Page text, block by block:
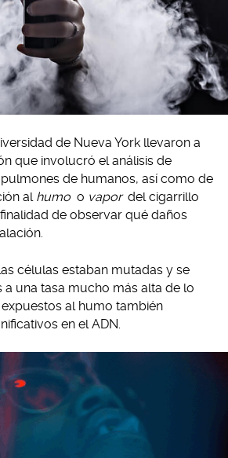
de Nueva York llevaron a
que involucró el análisis de
de humanos, así como de
al humo o vapor del cigarrillo
de observar qué daños
células estaban mutadas y se
una tasa mucho más alta de lo
al humo también
en el ADN.